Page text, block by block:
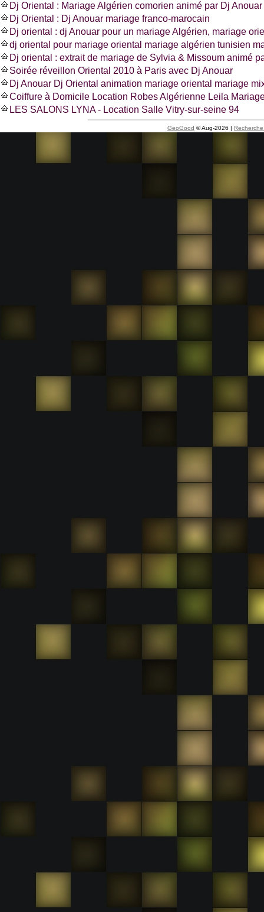
Dj Oriental : Mariage Algérien comorien animé par Dj Anouar
Dj Oriental : Dj Anouar mariage franco-marocain
Dj oriental : dj Anouar pour un mariage Algérien, mariage
dj oriental pour mariage oriental mariage algérien tunisien
Dj oriental : extrait de mariage de Sylvia & Missoum animé
Soirée réveillon Oriental 2010 à Paris avec Dj Anouar
Dj Anouar Dj Oriental animation mariage oriental mariage
Coiffure à Domicile Location Robes Algérienne Leila
LES SALONS LYNA - Location Salle Vitry-sur-seine 94
GeoGood © Aug-2026 |